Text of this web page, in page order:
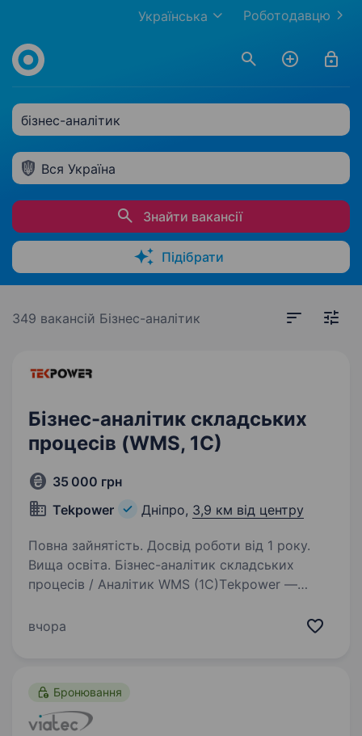
Роботодавцю
Українська
бізнес-аналітик
Вся Україна
Знайти вакансії
Підібрати
349 вакансій Бізнес-аналітик
Бізнес-аналітик складських
процесів (WMS, 1С)
35 000 грн
Tekpower
Дніпро, 3,9 км від центру
Повна зайнятість. Досвід роботи від 1 року.
Вища освіта. Бізнес-аналітик складських
процесів / Аналітик WMS (1С)Тekpower —
сильною місією. Ми займаємося продажем
вчора
Бронювання